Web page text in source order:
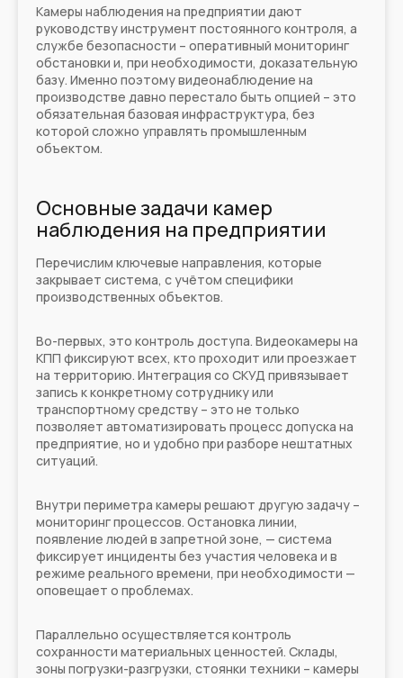
Камеры наблюдения на предприятии дают
руководству инструмент постоянного контроля, а
службе безопасности – оперативный мониторинг
обстановки и, при необходимости, доказательную
базу. Именно поэтому видеонаблюдение на
производстве давно перестало быть опцией – это
обязательная базовая инфраструктура, без
которой сложно управлять промышленным
объектом.
Основные задачи камер
наблюдения на предприятии
Перечислим ключевые направления, которые
закрывает система, с учётом специфики
производственных объектов.
Во-первых, это контроль доступа. Видеокамеры на
КПП фиксируют всех, кто проходит или проезжает
на территорию. Интеграция со СКУД привязывает
запись к конкретному сотруднику или
транспортному средству – это не только
позволяет автоматизировать процесс допуска на
предприятие, но и удобно при разборе нештатных
ситуаций.
Внутри периметра камеры решают другую задачу –
мониторинг процессов. Остановка линии,
появление людей в запретной зоне, — система
фиксирует инциденты без участия человека и в
режиме реального времени, при необходимости —
оповещает о проблемах.
Параллельно осуществляется контроль
сохранности материальных ценностей. Склады,
зоны погрузки-разгрузки, стоянки техники – камеры